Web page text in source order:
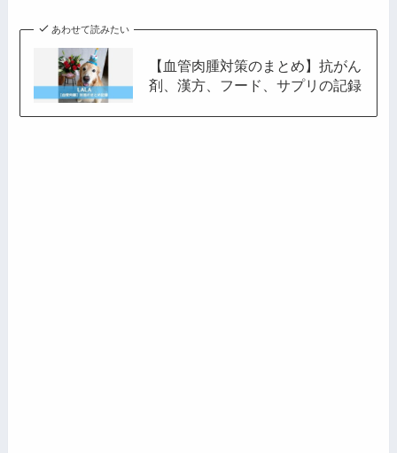
あわせて読みたい
【血管肉腫対策のまとめ】抗がん
剤、漢方、フード、サプリの記録